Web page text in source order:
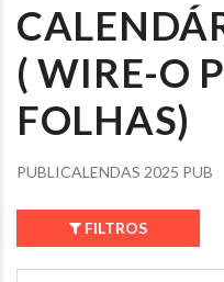
( WIRE-O
FOLHAS)
PUBLICALENDAS 2025 PUB
FILTROS